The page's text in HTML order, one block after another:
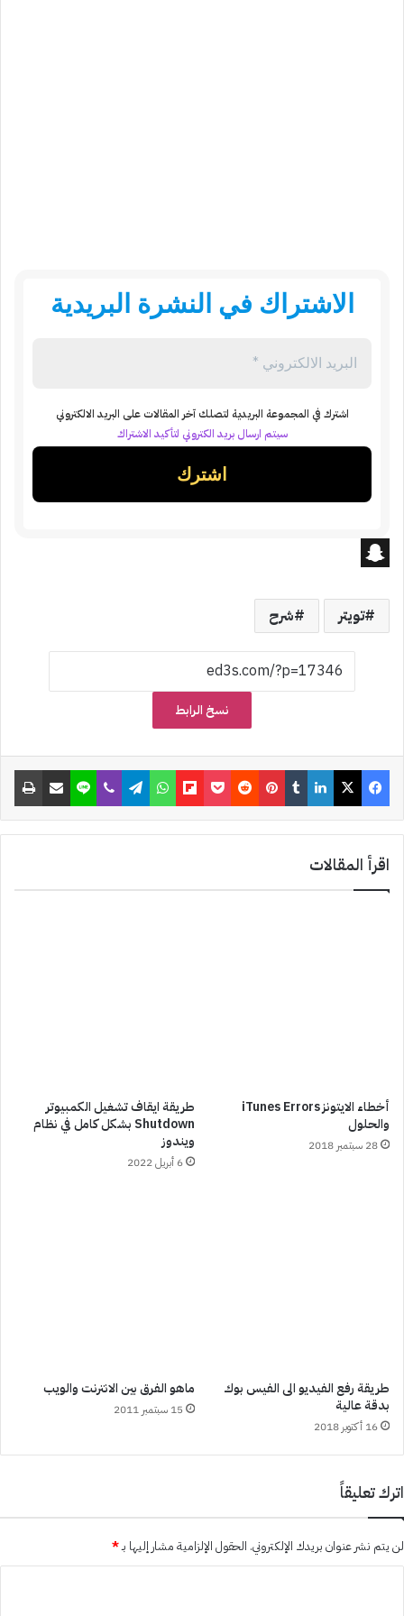
الاشتراك في النشرة البريدية
اشترك في المجموعة البريدية لتصلك آخر المقالات على البريد الالكتروني
سيتم ارسال بريد الكتروني لتأكيد الاشتراك
a
a
تويتر شرح
نسخ الرابط
فيسبوك ‫X لينكدإن ‏Tumblr بينتيريست ‏Reddit
‫Pocket
Flipboard واتساب تيلقرام ڤايبر لاين مشاركة عبر البريد
اقرأ المقالات
أخطاء الايتونز iTunes Errors
والحلول
28 سبتمبر 2018
طريقة ايقاف تشغيل الكمبيوتر
Shutdown بشكل كامل في نظام
ويندوز
6 أبريل 2022
طريقة رفع الفيديو الى الفيس بوك
بدقة عالية
16 أكتوبر 2018
ماهو الفرق بين الانترنت والويب
15 سبتمبر 2011
اترك تعليقاً
لن يتم نشر عنوان بريدك الإلكتروني. الحقول الإلزامية مشار إليها بـ*